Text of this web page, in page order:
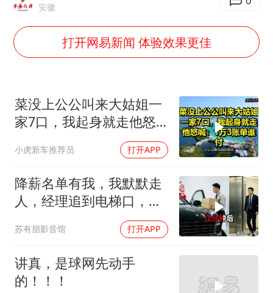
陕西柞水遭遇暴雨五千余户群众转移
蜜雪冰城员工抽烟收银 门店现已停业
嘲讽周星驰无儿女没朋友 李修贤道歉
坚持党全面领导和党中央集中统一领导
安徽
打开网易新闻 体验效果更佳
菜没上公公叫来大姑姐一
家7口，我起身就走他怒
小虎新车推荐员 打开APP
降薪名单有我，我默默走
人，经理追到电梯口，见
苏有朋影音馆 打开APP
讲真，是球网先动手
的！！！